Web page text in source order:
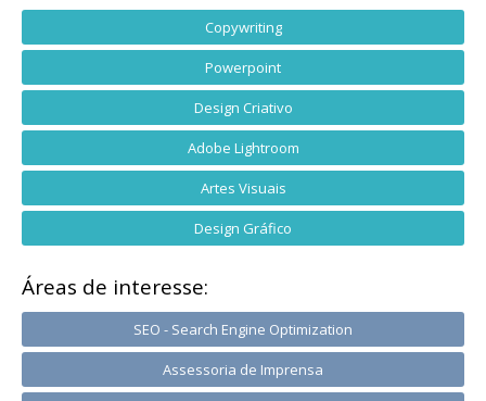
Copywriting
Powerpoint
Design Criativo
Adobe Lightroom
Artes Visuais
Design Gráfico
Áreas de interesse:
SEO - Search Engine Optimization
Assessoria de Imprensa